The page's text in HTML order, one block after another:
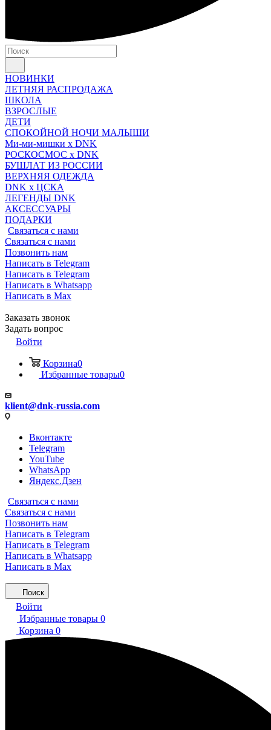
НОВИНКИ
ЛЕТНЯЯ РАСПРОДАЖА
ШКОЛА
ВЗРОСЛЫЕ
ДЕТИ
СПОКОЙНОЙ НОЧИ МАЛЫШИ
Ми-ми-мишки x DNK
РОСКОСМОС x DNK
БУШЛАТ ИЗ РОССИИ
ВЕРХНЯЯ ОДЕЖДА
DNK x ЦСКА
ЛЕГЕНДЫ DNK
АКСЕССУАРЫ
ПОДАРКИ
Связаться с нами
Связаться с нами
Позвонить нам
Написать в Telegram
Написать в Telegram
Написать в Whatsapp
Написать в Max
Заказать звонок
Задать вопрос
Войти
Корзина0
Избранные товары0
klient@dnk-russia.com
Вконтакте
Telegram
YouTube
WhatsApp
Яндекс.Дзен
Связаться с нами
Связаться с нами
Позвонить нам
Написать в Telegram
Написать в Telegram
Написать в Whatsapp
Написать в Max
Поиск
Войти
Избранные товары 0
Корзина 0